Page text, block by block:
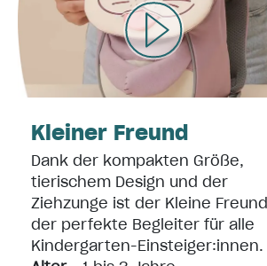
Kleiner Freund
Dank der kompakten Größe,
tierischem Design und der
Ziehzunge ist der Kleine Freund
der perfekte Begleiter für alle
Kindergarten-Einsteiger:innen.